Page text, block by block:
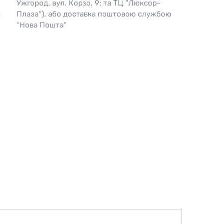
Skagen
Перламутр
Ужгород, вул. Корзо, 9; та ТЦ “Люксор-
Плаза”), або доставка поштовою службою
“Нова Пошта”